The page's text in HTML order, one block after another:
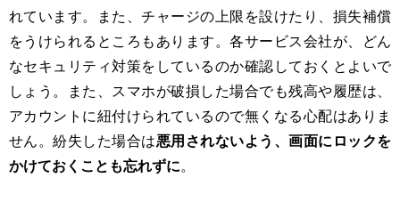
れています。また、チャージの上限を設けたり、損失補償
をうけられるところもあります。各サービス会社が、どん
なセキュリティ対策をしているのか確認しておくとよいで
しょう。また、スマホが破損した場合でも残高や履歴は、
アカウントに紐付けられているので無くなる心配はありま
せん。紛失した場合は悪用されないよう、画面にロックを
かけておくことも忘れずに。